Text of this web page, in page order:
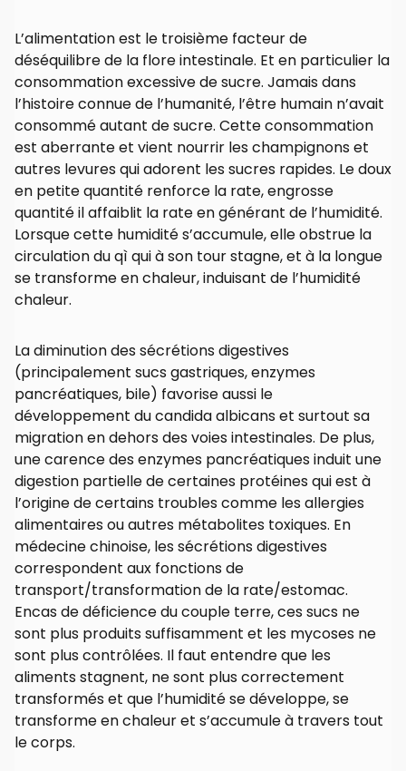
L’alimentation est le troisième facteur de
déséquilibre de la flore intestinale. Et en particulier la
consommation excessive de sucre. Jamais dans
l’histoire connue de l’humanité, l’être humain n’avait
consommé autant de sucre. Cette consommation
est aberrante et vient nourrir les champignons et
autres levures qui adorent les sucres rapides. Le doux
en petite quantité renforce la rate, engrosse
quantité il affaiblit la rate en générant de l’humidité.
Lorsque cette humidité s’accumule, elle obstrue la
circulation du qì qui à son tour stagne, et à la longue
se transforme en chaleur, induisant de l’humidité
chaleur.
La diminution des sécrétions digestives
(principalement sucs gastriques, enzymes
pancréatiques, bile) favorise aussi le
développement du candida albicans et surtout sa
migration en dehors des voies intestinales. De plus,
une carence des enzymes pancréatiques induit une
digestion partielle de certaines protéines qui est à
l’origine de certains troubles comme les allergies
alimentaires ou autres métabolites toxiques. En
médecine chinoise, les sécrétions digestives
correspondent aux fonctions de
transport/transformation de la rate/estomac.
Encas de déficience du couple terre, ces sucs ne
sont plus produits suffisamment et les mycoses ne
sont plus contrôlées. Il faut entendre que les
aliments stagnent, ne sont plus correctement
transformés et que l’humidité se développe, se
transforme en chaleur et s’accumule à travers tout
le corps.